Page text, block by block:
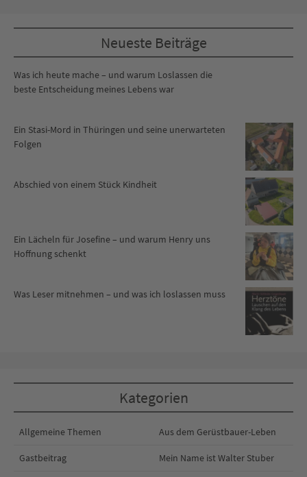
Neueste Beiträge
Was ich heute mache – und warum Loslassen die
beste Entscheidung meines Lebens war
Ein Stasi-Mord in Thüringen und seine unerwarteten
Folgen
Abschied von einem Stück Kindheit
Ein Lächeln für Josefine – und warum Henry uns
Hoffnung schenkt
Was Leser mitnehmen – und was ich loslassen muss
Kategorien
Allgemeine Themen Aus dem Gerüstbauer-Leben
Gastbeitrag Mein Name ist Walter Stuber